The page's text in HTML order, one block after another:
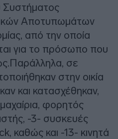
Αποτυπωμάτων
από την οποία
για το πρόσωπο που
σε
στην οικία
και κατασχέθηκαν,
φορητός
-3- συσκευές
καθώς και -13- κινητά